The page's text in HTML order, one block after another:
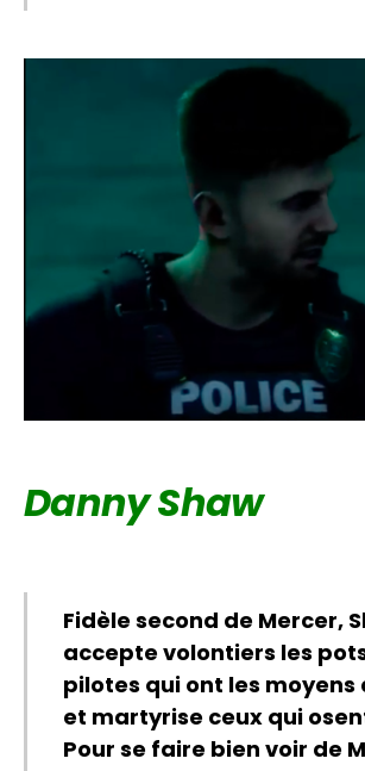
Danny Shaw
Fidèle second de Mercer,
accepte volontiers les
pilotes qui ont les moyens
et martyrise ceux qui
Pour se faire bien voir de